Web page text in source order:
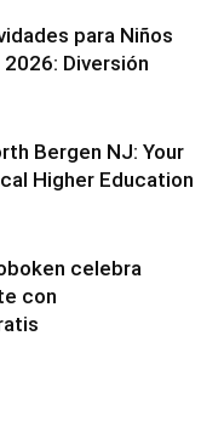
para Niños
Diversión
Bergen NJ: Your
Higher Education
celebra
con